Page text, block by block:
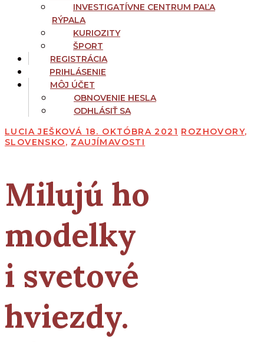
INVESTIGATÍVNE CENTRUM PAĽA
RÝPALA
KURIOZITY
ŠPORT
REGISTRÁCIA
PRIHLÁSENIE
MÔJ ÚČET
OBNOVENIE HESLA
ODHLÁSIŤ SA
LUCIA JEŠKOVÁ 18. OKTÓBRA 2021 ROZHOVORY,
SLOVENSKO, ZAUJÍMAVOSTI
Milujú ho
modelky
i svetové
hviezdy.